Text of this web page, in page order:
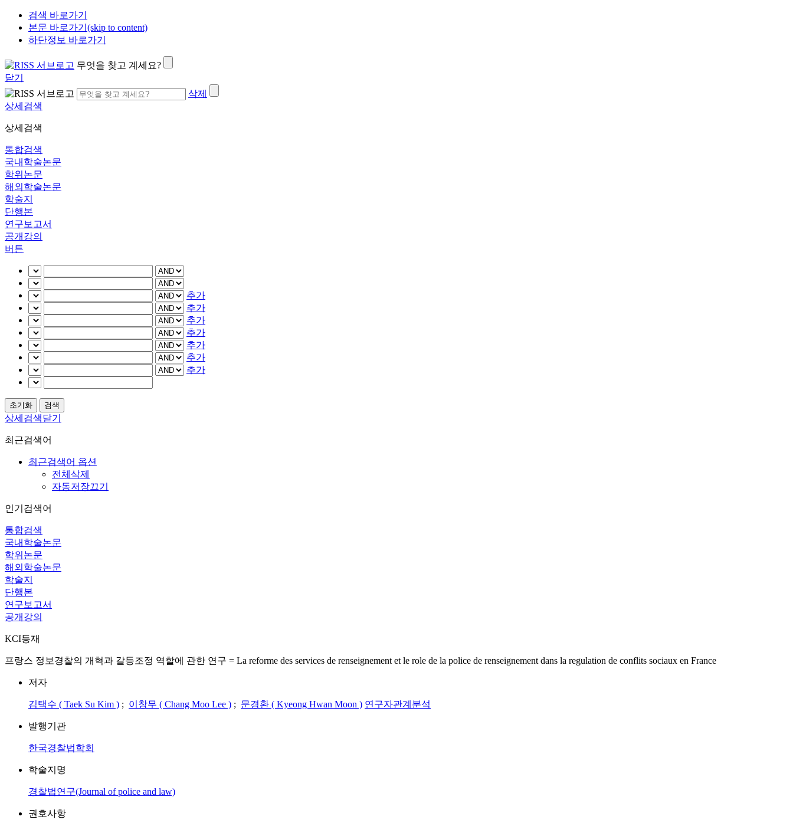
검색 바로가기
본문 바로가기(skip to content)
하단정보 바로가기
무엇을 찾고 계세요?
닫기
삭제
상세검색
상세검색
통합검색
국내학술논문
학위논문
해외학술논문
학술지
단행본
연구보고서
공개강의
버튼
추가
추가
추가
추가
추가
추가
추가
상세검색닫기
최근검색어
최근검색어 옵션
전체삭제
자동저장끄기
인기검색어
통합검색
국내학술논문
학위논문
해외학술논문
학술지
단행본
연구보고서
공개강의
KCI등재
프랑스 정보경찰의 개혁과 갈등조정 역할에 관한 연구 = La reforme des services de renseignement et le role de la police de renseignement dans la regulation de conflits sociaux en France
저자
김택수 ( Taek Su Kim ) ; 이창무 ( Chang Moo Lee ) ; 문경환 ( Kyeong Hwan Moon ) 연구자관계분석
발행기관
한국경찰법학회
학술지명
경찰법연구(Journal of police and law)
권호사항